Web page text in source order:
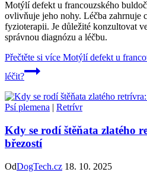
Motýlí defekt u francouzského
ovlivňuje jeho nohy. Léčba zahrnuje
fyzioterapii. Je důležité konzultovat
správnou diagnózu a léčbu.
Přečtěte si více Motýlí defekt u
léčit?
Psí plemena | Retrívr
Kdy se rodí štěňata zlatého
březostí
OdDogTech.cz 18. 10. 2025